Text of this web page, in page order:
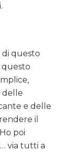
di questo
delle
e delle
il
poi
via tutti a